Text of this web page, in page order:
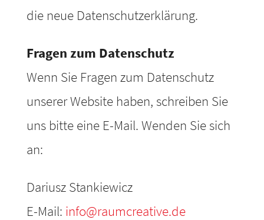
die neue Datenschutzerklärung.
Fragen zum Datenschutz
Wenn Sie Fragen zum Datenschutz
unserer Website haben, schreiben Sie
uns bitte eine E-Mail. Wenden Sie sich
an:
Dariusz Stankiewicz
E-Mail: info@raumcreative.de